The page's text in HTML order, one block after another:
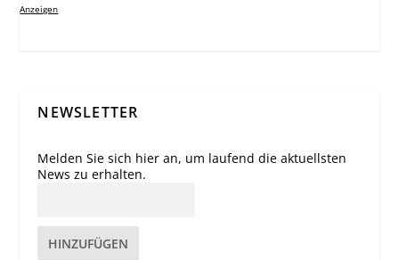
Anzeigen
NEWSLETTER
Melden Sie sich hier an, um laufend die aktuellsten
News zu erhalten.
HINZUFÜGEN